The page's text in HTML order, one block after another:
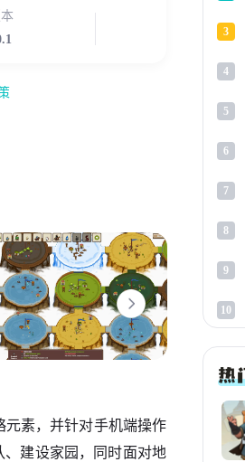
元素，并针对手机端操作
建设家园，同时面对地
3
4
5
6
7
8
9
10